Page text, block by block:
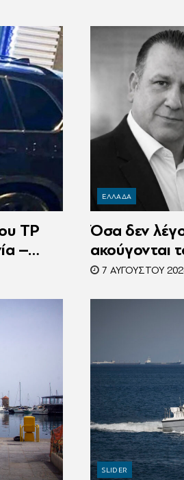
ΤP
–
τον
ΕΛΛΑΔΑ
Όσα δεν
ακούγονται
7 ΑΥΓΟΎΣΤΟΥ
SLIDER